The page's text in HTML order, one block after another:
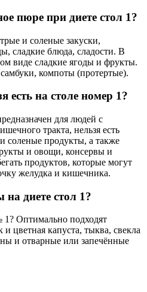
пюре при диете стол 1?
и соленые закуски,
сладкие блюда, сладости. В
виде сладкие ягоды и фрукты.
компоты (протертые).
есть на столе номер 1?
для людей с
тракта, нельзя есть
соленые продукты, а также
и овощи, консервы и
продуктов, которые могут
желудка и кишечника.
диете стол 1?
Оптимально подходят
и цветная капуста, тыква, свекла
и отварные или запечённые